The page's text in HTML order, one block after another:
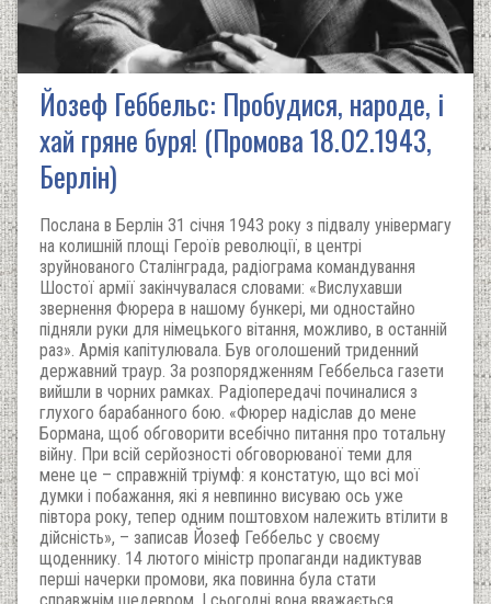
Йозеф Геббельс: Пробудися, народе, і
хай гряне буря! (Промова 18.02.1943,
Берлін)
Послана в Берлін 31 січня 1943 року з підвалу універмагу
на колишній площі Героїв революції, в центрі
зруйнованого Сталінграда, радіограма командування
Шостої армії закінчувалася словами: «Вислухавши
звернення Фюрера в нашому бункері, ми одностайно
підняли руки для німецького вітання, можливо, в останній
раз». Армія капітулювала. Був оголошений триденний
державний траур. За розпорядженням Геббельса газети
вийшли в чорних рамках. Радіопередачі починалися з
глухого барабанного бою. «Фюрер надіслав до мене
Бормана, щоб обговорити всебічно питання про тотальну
війну. При всій серйозності обговорюваної теми для
мене це – справжній тріумф: я констатую, що всі мої
думки і побажання, які я невпинно висуваю ось уже
півтора року, тепер одним поштовхом належить втілити в
дійсність», – записав Йозеф Геббельс у своєму
щоденнику. 14 лютого міністр пропаганди надиктував
перші начерки промови, яка повинна була стати